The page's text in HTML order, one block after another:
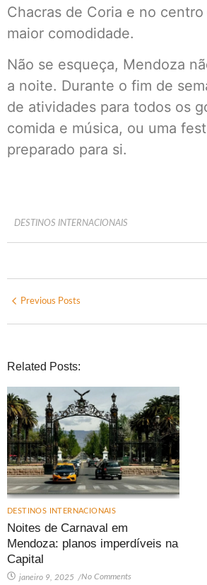
Chacras de Coria e no
maior comodidade.
Não se esqueça, Mendoza
a noite. Durante o fim de
de atividades para todos os
comida e música, ou uma
preparado para si.
DESTINOS INTERNACIONAIS
Previous Posts
Related Posts:
DESTINOS INTERNACIONAIS
Noites de Carnaval em
Mendoza: planos imperdíveis na
Capital
janeiro 9, 2025 /No Comments